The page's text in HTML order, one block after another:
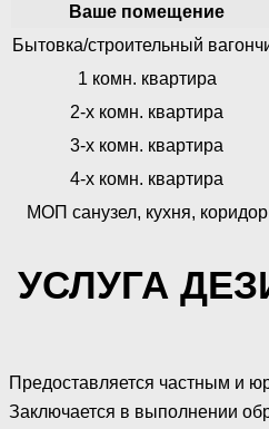
Ваше помещение
Бытовка/строительный
1 комн. квартира
2-х комн. квартира
3-х комн. квартира
4-х комн. квартира
МОП санузел, кухня, коридор
УСЛУГА
Предоставляется частным и
Заключается в выполнении